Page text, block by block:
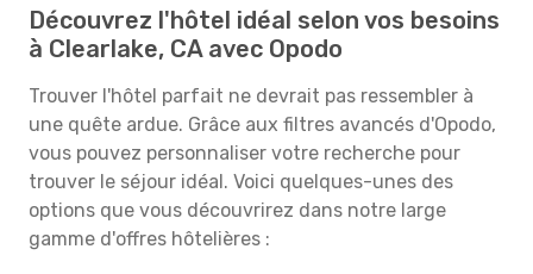
Découvrez l'hôtel idéal selon vos besoins
à Clearlake, CA avec Opodo
Trouver l'hôtel parfait ne devrait pas ressembler à
une quête ardue. Grâce aux filtres avancés d'Opodo,
vous pouvez personnaliser votre recherche pour
trouver le séjour idéal. Voici quelques-unes des
options que vous découvrirez dans notre large
gamme d'offres hôtelières :